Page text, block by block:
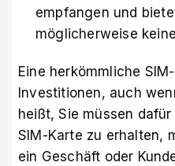
empfangen und
möglicherweise
Eine herkömmliche
Investitionen, auch
heißt, Sie müssen
SIM-Karte zu erhalten,
ein Geschäft oder